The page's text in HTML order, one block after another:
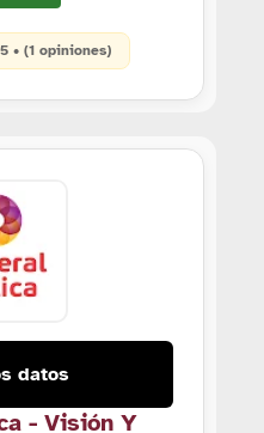
• (1 opiniones)
datos
- Visión Y